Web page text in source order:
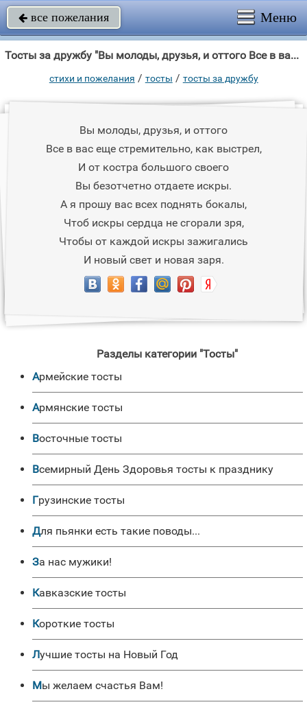
 все пожелания Меню
Тосты за дружбу "Вы молоды, друзья, и оттого Все в вас еще стремительно, как выстрел, И от"
стихи и пожелания / тосты / тосты за дружбу
Вы молоды, друзья, и оттого
Все в вас еще стремительно, как выстрел,
И от костра большого своего
Вы безотчетно отдаете искры.
А я прошу вас всех поднять бокалы,
Чтоб искры сердца не сгорали зря,
Чтобы от каждой искры зажигались
И новый свет и новая заря.
Разделы категории "Тосты"
Армейские тосты
Армянские тосты
Восточные тосты
Всемирный День Здоровья тосты к празднику
Грузинские тосты
Для пьянки есть такие поводы...
За нас мужики!
Кавказские тосты
Короткие тосты
Лучшие тосты на Новый Год
Мы желаем счастья Вам!